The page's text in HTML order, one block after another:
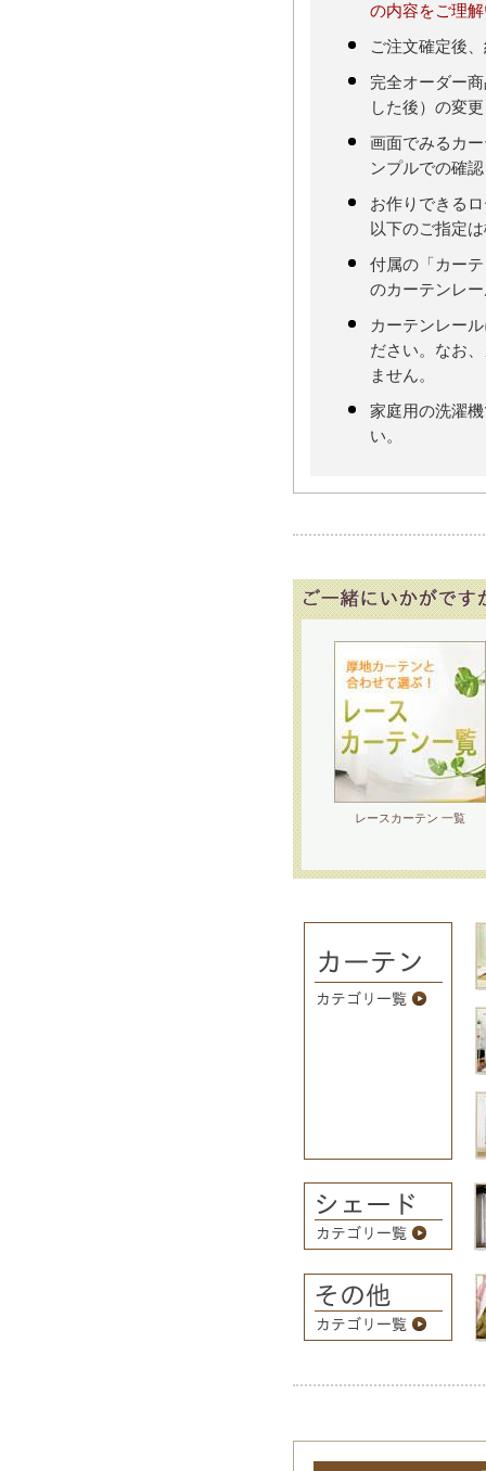
の内容をご理
ご注文確定後
完全オーダー
した後）の変
画面でみるカ
ンプルでの確
お作りできる
以下のご指定
付属の「カー
のカーテンレ
カーテンレー
ださい。なお
ません。
家庭用の洗濯
い。
レースカーテン 一覧